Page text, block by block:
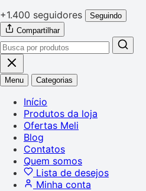
+1.400 seguidores
Seguindo
Compartilhar
Menu Categorias
Início
Produtos da loja
Ofertas Meli
Blog
Contatos
Quem somos
Lista de desejos
Minha conta